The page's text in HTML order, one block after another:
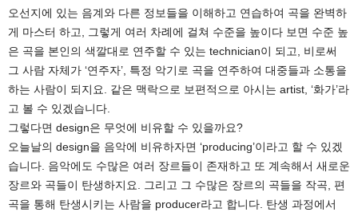
오선지에 있는 음계와 다른 정보들을 이해하고 연습하여 곡을 완벽하
게 마스터 하고, 그렇게 여러 차례에 걸쳐 수준을 높이다 보면 수준 높
은 곡을 본인의 색깔대로 연주할 수 있는 technician이 되고, 비로써
그 사람 자체가 ‘연주자’, 특정 악기로 곡을 연주하여 대중들과 소통을
하는 사람이 되지요. 같은 맥락으로 보편적으로 아시는 artist, ‘화가’라
고 볼 수 있겠습니다.
그렇다면 design은 무엇에 비유할 수 있을까요?
오늘날의 design을 음악에 비유하자면 ‘producing’이라고 할 수 있겠
습니다. 음악에도 수많은 여러 장르들이 존재하고 또 계속해서 새로운
장르와 곡들이 탄생하지요. 그리고 그 수많은 장르의 곡들을 작곡, 편
곡을 통해 탄생시키는 사람을 producer라고 합니다. 탄생 과정에서